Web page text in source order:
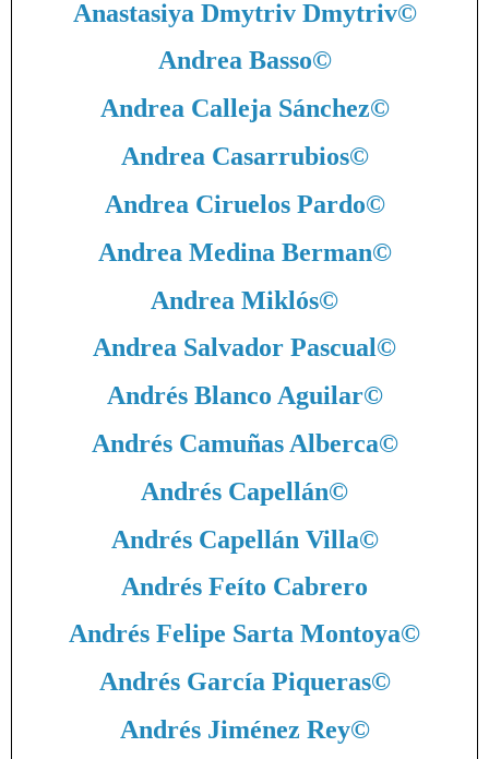
Anastasiya Dmytriv Dmytriv©
Andrea Basso©
Andrea Calleja Sánchez©
Andrea Casarrubios©
Andrea Ciruelos Pardo©
Andrea Medina Berman©
Andrea Miklós©
Andrea Salvador Pascual©
Andrés Blanco Aguilar©
Andrés Camuñas Alberca©
Andrés Capellán©
Andrés Capellán Villa©
Andrés Feíto Cabrero
Andrés Felipe Sarta Montoya©
Andrés García Piqueras©
Andrés Jiménez Rey©